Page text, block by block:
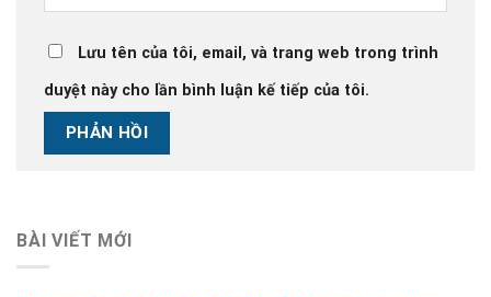
Lưu tên của tôi, email, và trang web trong trình
duyệt này cho lần bình luận kế tiếp của tôi.
BÀI VIẾT MỚI